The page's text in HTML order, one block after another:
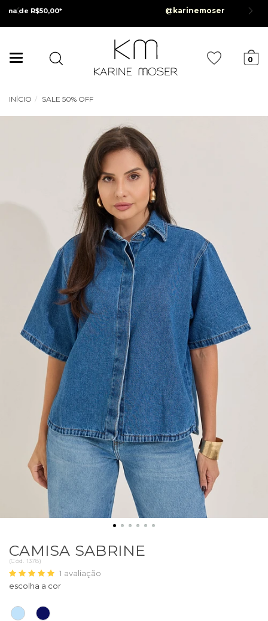
na primeira compra | Parcelamento em
Mudar
0
INÍCIO SALE 50% OFF
CAMISA SABRINE
(Cód. 1378)
1 avaliação